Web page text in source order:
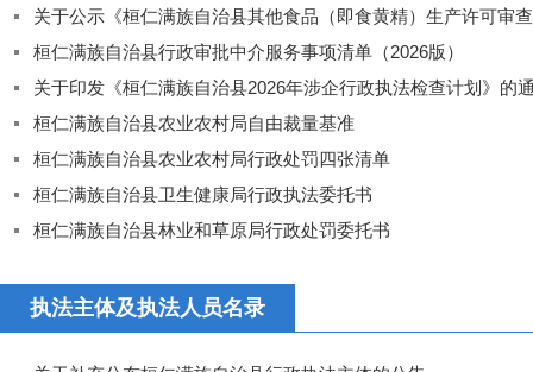
关于公示《桓仁满族自治县其他食品（即食黄精）生产许可审
等方案…
桓仁满族自治县行政审批中介服务事项清单（2026版）
关于印发《桓仁满族自治县2026年涉企行政执法检查计划》的
桓仁满族自治县农业农村局自由裁量基准
桓仁满族自治县农业农村局行政处罚四张清单
桓仁满族自治县卫生健康局行政执法委托书
桓仁满族自治县林业和草原局行政处罚委托书
执法主体及执法人员名录